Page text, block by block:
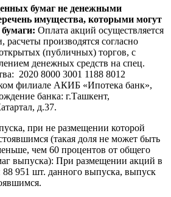
бумаг не денежными
имущества, которыми могут
Оплата акций осуществляется
производятся согласно
(публичных) торгов, с
денежных средств на спец.
2020 8000 3001 1188 8012
филиале АКИБ «Ипотека банк»,
банка: г.Ташкент,
д.37.
при не размещении которой
(такая доля не может быть
чем 60 процентов от общего
выпуска): При размещении акций в
88 951 шт. данного выпуска, выпуск